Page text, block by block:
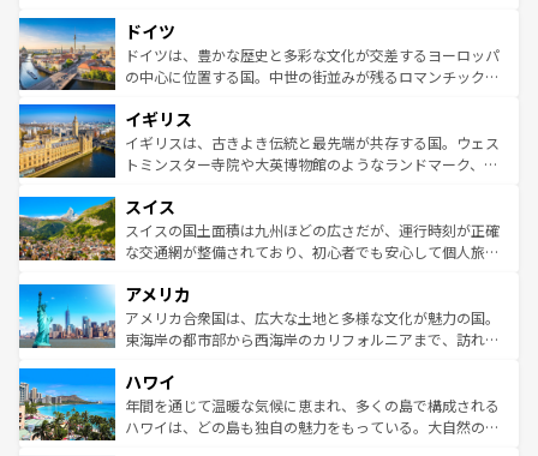
せる。地方によって風土や気候が異なるスペインはその個
性で訪れる人を魅了する。 なお、新着のスペイン情報は コ
ンテンツ一覧を参照してほしい。
で、幅広い魅力が詰まっている。華麗な宮殿、歴史的な大
聖堂、美しいビーチ、そして豊かな自然が、訪れる者を心
から魅了する。また、フランスは美食の国としても知ら
いる。シャンパンの発祥地であるランス、プロヴァンスの
香り高いラベンダー畑など、多彩な楽しみ方が可能だ。さ
らに、パリ以外の地域にも魅力が溢れており、どの街角に
れる地方に足を運ぶとそれぞれで全く異なる文化を体験で
きるだろう。 なお、新着のフランス情報はコンテンツ一覧
を参照してほしい。
ドイツ
ドイツは、豊かな歴史と多彩な文化が交差するヨーロッパ
の中心に位置する国。中世の街並みが残るロマンチック街
顔を持つこの国は、どこを歩いても飽きることがない。ベ
ルリンの文化的活気、バイエルン州のアルプスの絶景、そ
してライン川沿いのワイン畑といった風景は必見。ビール
は、お酒好きな人にはぜひ体験してほしい。 なお、新着の
ドイツ情報はコンテンツ一覧を参照してほしい。
イギリス
イギリスは、古きよき伝統と最先端が共存する国。ウェス
トミンスター寺院や大英博物館のようなランドマーク、歴
リアごとに異なる魅力がある。また、優雅なアフタヌーン
ティー、ビール好きにはたまらない英国パブ、サッカー観
戦など、本場だからこそできる体験も豊富。イギリスを旅
ンツ一覧を参照してほしい。
スイス
スイスの国土面積は九州ほどの広さだが、運行時刻が正確
な交通網が整備されており、初心者でも安心して個人旅行
の建物がそのまま残る町や、スイスならではのユニークな
博物館もあり、アルプス観光だけでなく町歩きも満喫する
ことができる。国民の所得が高いため物価も高いが、旅行
ば市内交通費無料で観光を楽しむこともできる。 なお、新
着のスイス情報はコンテンツ一覧 を参照してほしい。
アメリカ
アメリカ合衆国は、広大な土地と多様な文化が魅力の国。
東海岸の都市部から西海岸のカリフォルニアまで、訪れる
のような巨大都市は、観光、ショッピング、エンターテイ
ンメントが詰まった刺激的なスポットだ。一方、アメリカ
西部には大自然が広がり、グランドキャニオンやイエロー
ハワイ
年間を通じて温暖な気候に恵まれ、多くの島で構成される
ハワイは、どの島も独自の魅力をもっている。大自然の神